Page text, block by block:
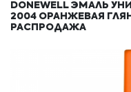
DONEWELL ЭМАЛЬ
2004 ОРАНЖЕВАЯ
РАСПРОДАЖА